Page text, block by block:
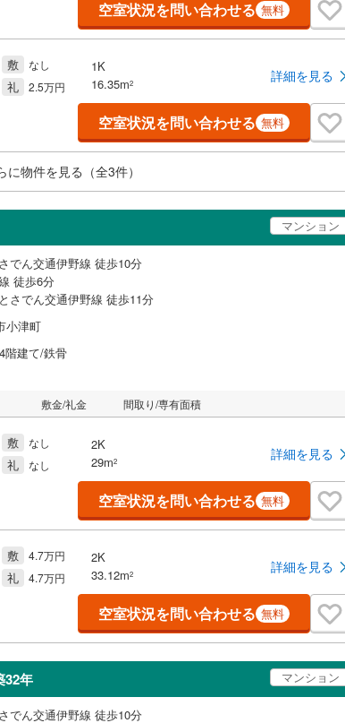
空室状況を問い合わせる 無料
敷 なし
礼 2.5万円
1K
16.35m2 詳細を見る
空室状況を問い合わせる 無料
に物件を見る（全3件）
マンション
でん交通伊野線 徒歩10分
徒歩6分
さでん交通伊野線 徒歩11分
小津町
階建て/鉄骨
敷金/礼金 間取り/専有面積
敷 なし
礼 なし
2K
29m2 詳細を見る
空室状況を問い合わせる 無料
敷 4.7万円
礼 4.7万円
2K
33.12m2 詳細を見る
空室状況を問い合わせる 無料
32年 マンション
でん交通伊野線 徒歩10分